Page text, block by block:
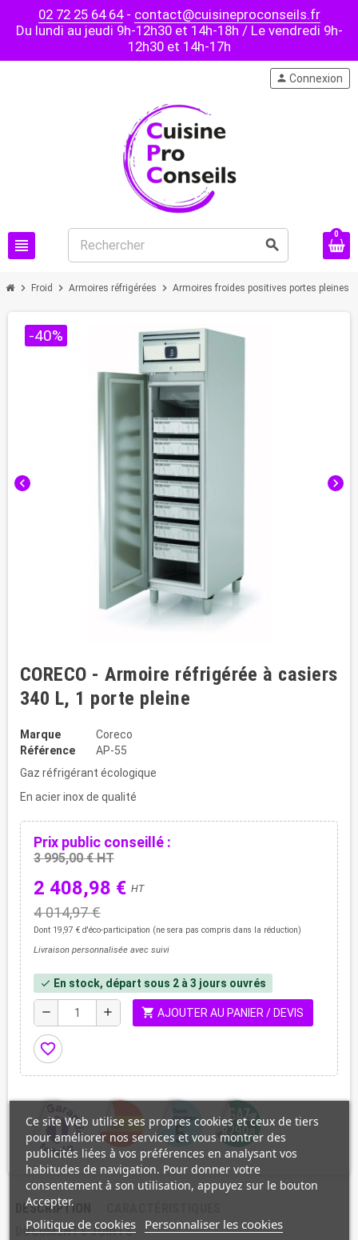
02 72 25 64 64- contact@cuisineproconseils.fr
Du lundi au jeudi 9h-12h30 et 14h-18h / Le vendredi 9h-
12h30 et 14h-17h
view_headline search
person Connexion
0
chevron_right Froid chevron_right Armoires réfrigérées chevron_right Armoires froides positives portes pleines
chevron_left chevron_right
-40%
CORECO - Armoire réfrigérée à casiers
340 L, 1 porte pleine
Marque
Coreco
Référence
AP-55
Gaz réfrigérant écologique
En acier inox de qualité
Prix public conseillé :
3 995,00 € HT
2 408,98 € HT
4 014,97 €
Dont 19,97 € d'éco-participation (ne sera pas compris dans la réduction)
Livraison personnalisée avec suivi
check En stock, départ sous 2 à 3 jours ouvrés
remove add shopping_cart AJOUTER AU PANIER / DEVIS
favorite_border
DESCRIPTION
DOCUMENTS JOINTS
Ce site Web utilise ses propres cookies et ceux de tiers
pour améliorer nos services et vous montrer des
publicités liées à vos préférences en analysant vos
habitudes de navigation. Pour donner votre
consentement à son utilisation, appuyez sur le bouton
Accepter.
Politique de cookies Personnaliser les cookies